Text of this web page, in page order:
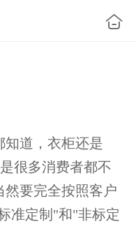
知道，衣柜还是
很多消费者都不
然要完全按照客户
准定制"和"非标定